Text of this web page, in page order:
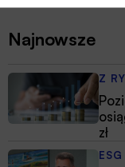
Najnowsze
Z
zł
ESG